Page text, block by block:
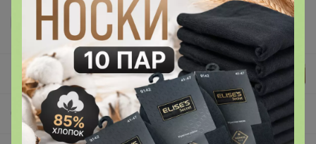
DJULIY
СП81 Садовое освещение на солнечных батареях. Распродажа! Распродажа!